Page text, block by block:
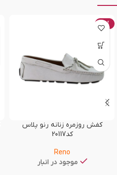
-20%
کفش روزمره زنانه رنو پلاس
کد20117
Reno
موجود در انبار